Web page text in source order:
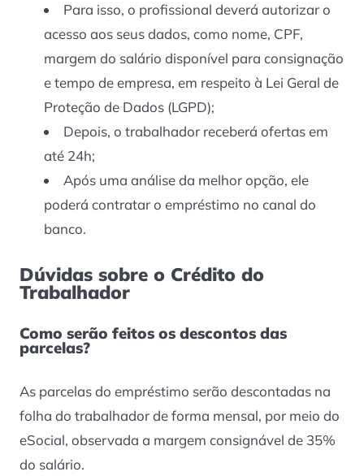
Para isso, o profissional deverá autorizar o
acesso aos seus dados, como nome, CPF,
margem do salário disponível para consignação
e tempo de empresa, em respeito à Lei Geral de
Proteção de Dados (LGPD);
Depois, o trabalhador receberá ofertas em
até 24h;
Após uma análise da melhor opção, ele
poderá contratar o empréstimo no canal do
banco.
Dúvidas sobre o Crédito do
Trabalhador
Como serão feitos os descontos das
parcelas?
As parcelas do empréstimo serão descontadas na
folha do trabalhador de forma mensal, por meio do
eSocial, observada a margem consignável de 35%
do salário.